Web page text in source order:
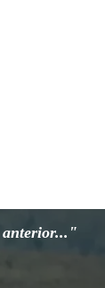
anterior..."